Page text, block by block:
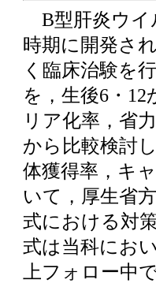
B型肝炎ウイ
時期に開発さ
く臨床治験を
を，生後6・
リア化率，省
から比較検討
体獲得率，キ
いて，厚生省
式における対
式は当科にお
上フォロー中